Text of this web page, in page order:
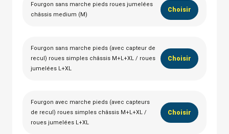
Fourgon sans marche pieds roues jumelées
châssis medium (M)
Choisir
Fourgon sans marche pieds (avec capteur de
recul) roues simples châssis M+L+XL / roues
jumelées L+XL
Choisir
Fourgon avec marche pieds (avec capteurs
de recul) roues simples châssis M+L+XL /
roues jumelées L+XL
Choisir